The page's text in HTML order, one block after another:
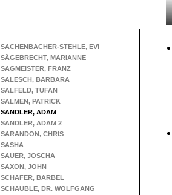
SACHENBACHER-STEHLE, EVI
SÄGEBRECHT, MARIANNE
SAGMEISTER, FRANZ
SALESCH, BARBARA
SALFELD, TUFAN
SALMEN, PATRICK
SANDLER, ADAM
SANDLER, ADAM 2
SARANDON, CHRIS
SASHA
SAUER, JOSCHA
SAXON, JOHN
SCHÄFER, BÄRBEL
SCHÄUBLE, DR. WOLFGANG